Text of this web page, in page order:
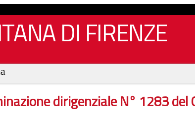
DI FIRENZE
dirigenziale N° 1283